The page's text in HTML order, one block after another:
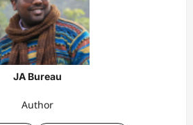
JA Bureau
Author